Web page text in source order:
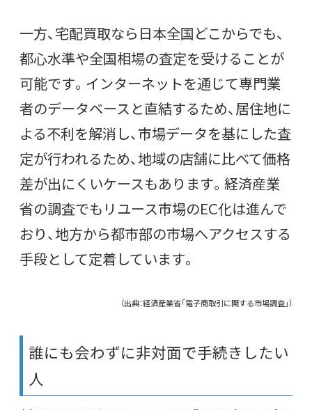
一方、宅配買取なら日本全国どこからでも、
都心水準や全国相場の査定を受けることが
可能です。インターネットを通じて専門業
者のデータベースと直結するため、居住地に
よる不利を解消し、市場データを基にした査
定が行われるため、地域の店舗に比べて価格
差が出にくいケースもあります。経済産業
省の調査でもリユース市場のEC化は進んで
おり、地方から都市部の市場へアクセスする
手段として定着しています。
（出典：経済産業省「電子商取引に関する市場調査」）
誰にも会わずに非対面で手続きしたい
人